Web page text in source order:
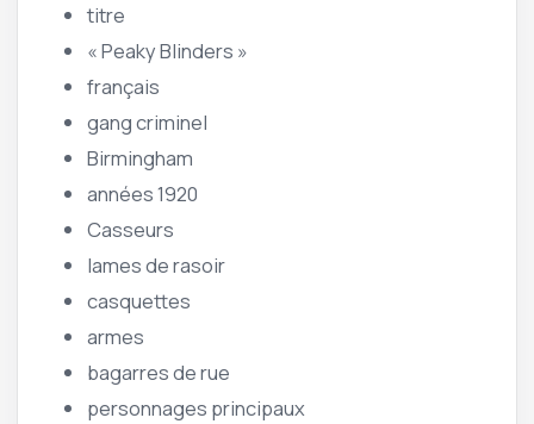
titre
« Peaky Blinders »
français
gang criminel
Birmingham
années 1920
Casseurs
lames de rasoir
casquettes
armes
bagarres de rue
personnages principaux